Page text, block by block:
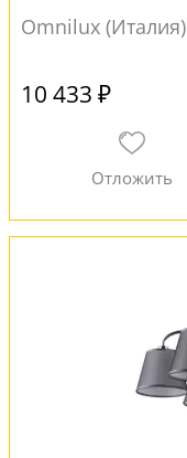
Omnilux (Италия)
10 433 ₽